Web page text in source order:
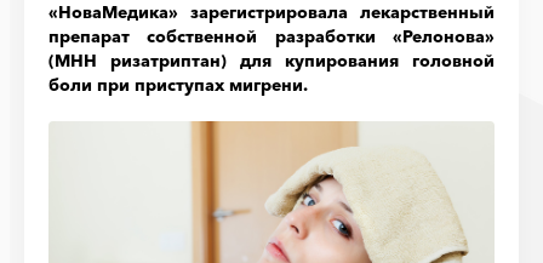
«НоваМедика» зарегистрировала лекарственный
препарат собственной разработки «Релонова»
(МНН ризатриптан) для купирования головной
боли при приступах мигрени.